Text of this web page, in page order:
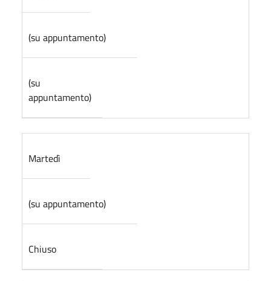
(su appuntamento)
(su
appuntamento)
Martedì
(su appuntamento)
Chiuso